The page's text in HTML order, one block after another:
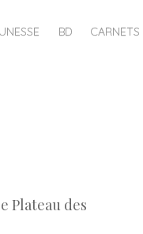
BD CARNETS
Plateau des